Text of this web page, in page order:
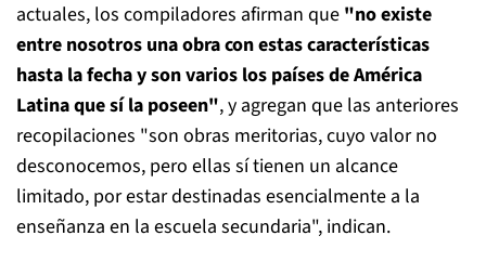
actuales, los compiladores afirman que "no existe
entre nosotros una obra con estas características
hasta la fecha y son varios los países de América
Latina que sí la poseen", y agregan que las anteriores
recopilaciones "son obras meritorias, cuyo valor no
desconocemos, pero ellas sí tienen un alcance
limitado, por estar destinadas esencialmente a la
enseñanza en la escuela secundaria", indican.